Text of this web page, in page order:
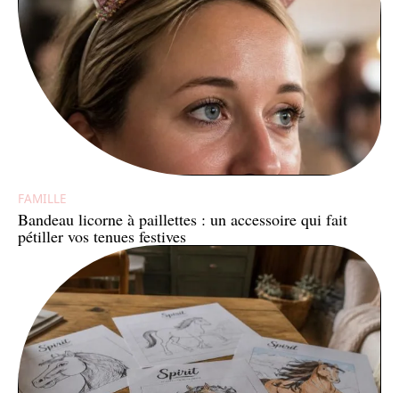
FAMILLE
Bandeau licorne à paillettes : un accessoire qui fait
pétiller vos tenues festives